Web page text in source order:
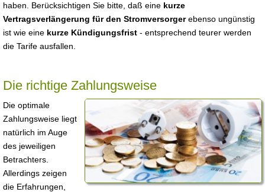
haben. Berücksichtigen Sie bitte, daß eine kurze
Vertragsverlängerung für den Stromversorgerebenso ungünstig
ist wie eine kurze Kündigungsfrist - entsprechend teurer werden
die Tarife ausfallen.
Die richtige Zahlungsweise
Die optimale
Zahlungsweise liegt
natürlich im Auge
des jeweiligen
Betrachters.
Allerdings zeigen
die Erfahrungen,